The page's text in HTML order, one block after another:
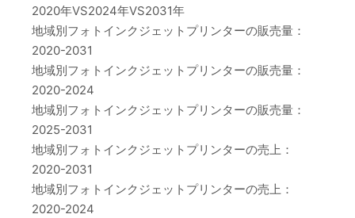
2020年VS2024年VS2031年
地域別フォトインクジェットプリンターの販売量：
2020-2031
地域別フォトインクジェットプリンターの販売量：
2020-2024
地域別フォトインクジェットプリンターの販売量：
2025-2031
地域別フォトインクジェットプリンターの売上：
2020-2031
地域別フォトインクジェットプリンターの売上：
2020-2024